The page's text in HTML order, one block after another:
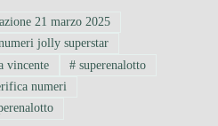
21 marzo 2025
jolly superstar
vincente # superenalotto
numeri